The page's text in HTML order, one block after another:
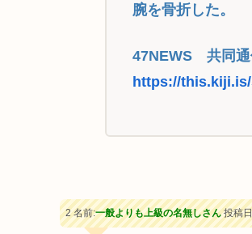
腕を骨折した。
47NEWS 共同
https://this.kiji.is/
2 名前:一般よりも上級の名無しさん投稿